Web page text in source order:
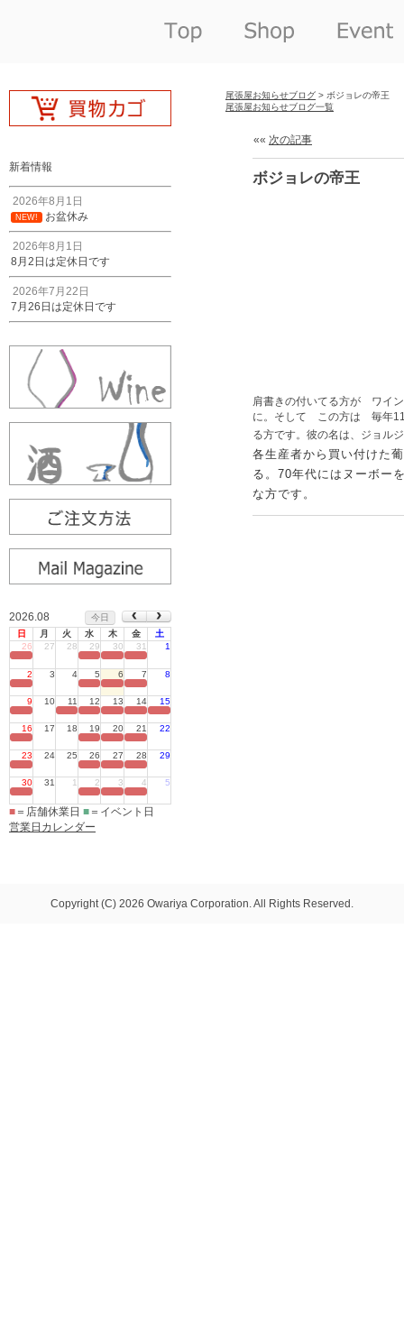
新着情報
2026年8月1日
NEW! お盆休み
2026年8月1日
8月2日は定休日です
2026年7月22日
7月26日は定休日です
2026.08
今日
日
月 火 水 木 金
土
26
27 28 29 30 31 1
2 3 4 5 6 7 8
9 10 11 12 13 14 15
16 17 18 19 20 21 22
23 24 25 26 27 28 29
30 31 1 2 3 4 5
■ ＝店舗休業日 ■ ＝イベント日
営業日カレンダー
尾張屋お知らせブログ > ボジョレの帝王
尾張屋お知らせブログ一覧
«« 次の記事
ボジョレの帝王
肩書きの付いてる方が ワイ
に。そして この方は 毎年
る方です。彼の名は、ジョル
各生産者から買い付けた
る。70年代にはヌーボー
な方です。
Copyright (C) 2026 Owariya Corporation. All Rights Reserved.